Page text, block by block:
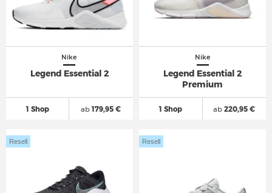
Nike
Legend Essential 2
1 Shop ab179,95 €
Nike
Legend Essential 2
Premium
1 Shop ab 220,95 €
Resell Resell